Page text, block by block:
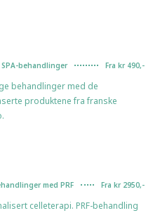
behandlinger Fra kr 490,-
behandlinger med de
produktene fra franske
med PRF Fra kr 2950,-
celleterapi. PRF-behandling